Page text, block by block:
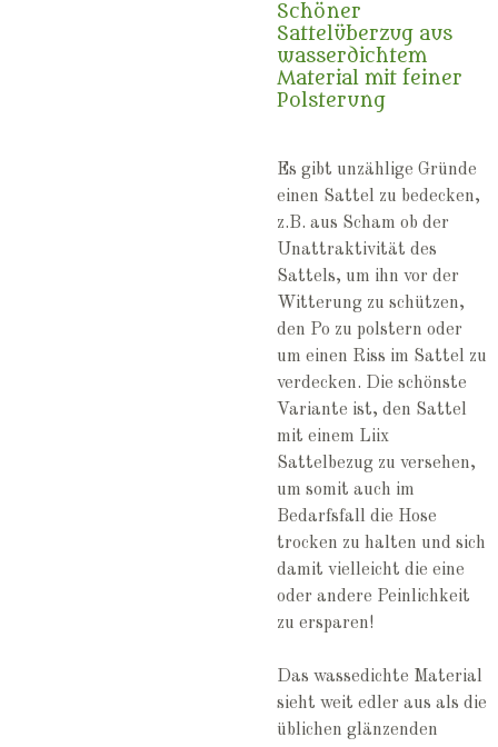
Schöner
Sattelüberzug aus
wasserdichtem
Material mit feiner
Polsterung
Es gibt unzählige Gründe
einen Sattel zu bedecken,
z.B. aus Scham ob der
Unattraktivität des
Sattels, um ihn vor der
Witterung zu schützen,
den Po zu polstern oder
um einen Riss im Sattel zu
verdecken. Die schönste
Variante ist, den Sattel
mit einem Liix
Sattelbezug zu versehen,
um somit auch im
Bedarfsfall die Hose
trocken zu halten und sich
damit vielleicht die eine
oder andere Peinlichkeit
zu ersparen!
Das wassedichte Material
sieht weit edler aus als die
üblichen glänzenden